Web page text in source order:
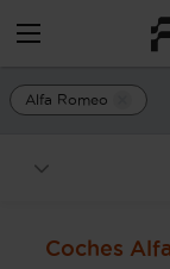
Alfa Romeo
Coches